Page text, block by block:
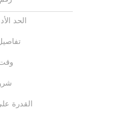
الحد
القدرة